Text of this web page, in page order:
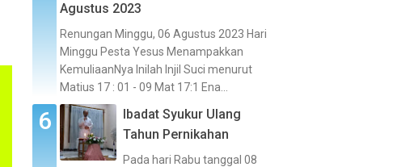
Agustus 2023
Renungan Minggu, 06 Agustus 2023 Hari
Minggu Pesta Yesus Menampakkan
KemuliaanNya Inilah Injil Suci menurut
Matius 17 : 01 - 09 Mat 17:1 Ena...
Ibadat Syukur Ulang
Tahun Pernikahan
Pada hari Rabu tanggal 08